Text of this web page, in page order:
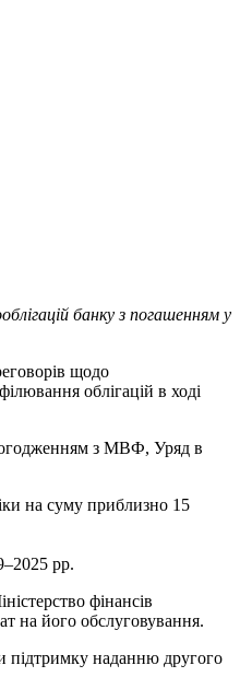
банку з погашенням у
щодо
облігацій в ході
з МВФ, Уряд в
на суму приблизно 15
рр.
фінансів
на його обслуговування.
підтримку наданню другого